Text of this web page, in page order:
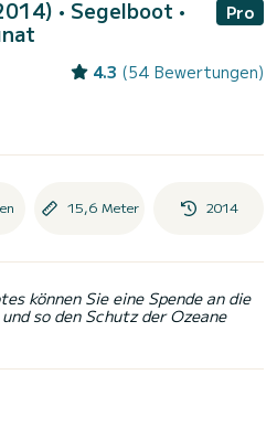
• Segelboot •
Pro
4.3 (54 Bewertungen)
15,6 Meter 2014
können Sie eine Spende an die
so den Schutz der Ozeane